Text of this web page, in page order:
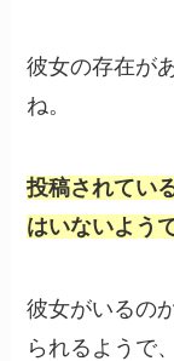
彼女の存在が
ね。
投稿されてい
はいないよう
彼女がいるの
られるようで